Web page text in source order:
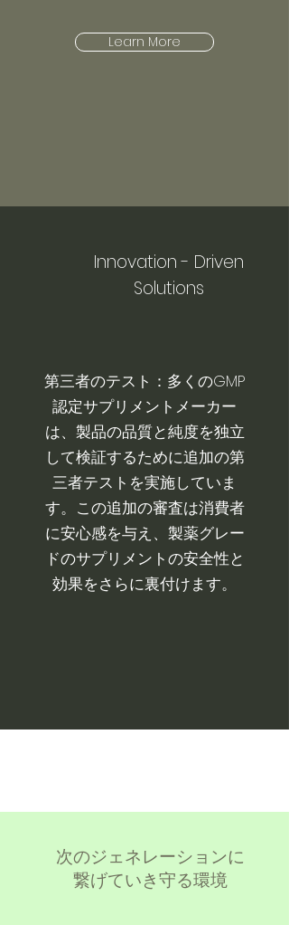
Learn More
Innovation - Driven
Solutions
第三者のテスト：多くのGMP
認定サプリメントメーカー
は、製品の品質と純度を独立
して検証するために追加の第
三者テストを実施していま
す。この追加の審査は消費者
に安心感を与え、製薬グレー
ドのサプリメントの安全性と
効果をさらに裏付けます。
次のジェネレーションに
繋げていき守る環境